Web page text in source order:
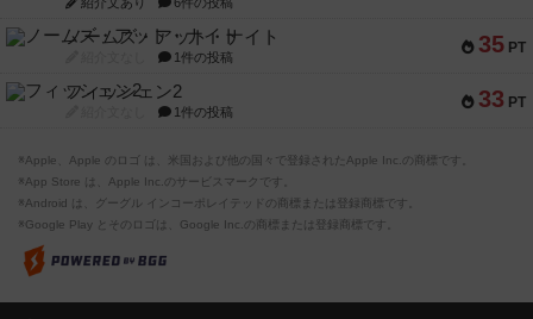
35 PT
ノームズ・アット・ナイト
1件の投稿
33 PT
フィッシェン2
1件の投稿
※Apple、Apple のロゴ は、米国および他の国々で登録されたApple Inc.の商標です。
※App Store は、Apple Inc.のサービスマークです。
※Android は、グーグル インコーポレイテッドの商標または登録商標です。
※Google Play とそのロゴは、Google Inc.の商標または登録商標です。